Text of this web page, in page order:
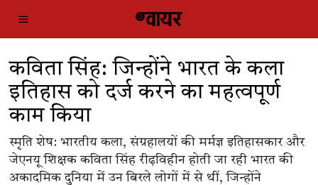
कविता सिंह: जिन्होंने भारत के कला
इतिहास को दर्ज करने का महत्वपूर्ण
काम किया
स्मृति शेष: भारतीय कला, संग्रहालयों की मर्मज्ञ इतिहासकार और
जेएनयू शिक्षक कविता सिंह रीढ़विहीन होती जा रही भारत की
अकादमिक दुनिया में उन बिरले लोगों में से थीं, जिन्होंने